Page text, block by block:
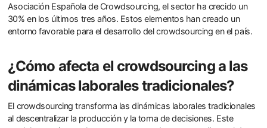
Asociación Española de Crowdsourcing, el sector ha crecido un
30% en los últimos tres años. Estos elementos han creado un
entorno favorable para el desarrollo del crowdsourcing en el país.
¿Cómo afecta el crowdsourcing a las
dinámicas laborales tradicionales?
El crowdsourcing transforma las dinámicas laborales tradicionales
al descentralizar la producción y la toma de decisiones. Este